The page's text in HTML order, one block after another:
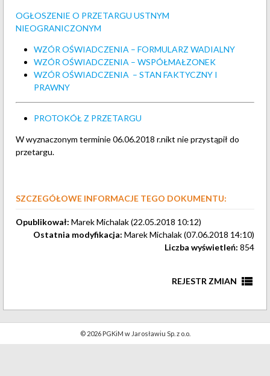
OGŁOSZENIE O PRZETARGU USTNYM
NIEOGRANICZONYM
WZÓR OŚWIADCZENIA – FORMULARZ WADIALNY
WZÓR OŚWIADCZENIA – WSPÓŁMAŁZONEK
WZÓR OŚWIADCZENIA – STAN FAKTYCZNY I
PRAWNY
PROTOKÓŁ Z PRZETARGU
W wyznaczonym terminie 06.06.2018 r.nikt nie przystąpił do
przetargu.
SZCZEGÓŁOWE INFORMACJE TEGO DOKUMENTU:
Opublikował: Marek Michalak (22.05.2018 10:12)
Ostatnia modyfikacja: Marek Michalak (07.06.2018 14:10)
Liczba wyświetleń: 854
REJESTR ZMIAN view_list
AKTUALIZACJA TREŚCI
© 2026 PGKiM w Jarosławiu Sp. z o.o.